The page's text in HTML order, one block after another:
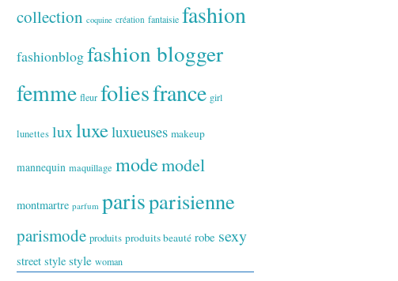
collection coquine création fantaisie fashion
fashionblogfashion blogger
femme fleur foliesfrance girl
lunettes luxluxeluxueuses makeup
mannequin maquillage modemodel
montmartre parfum parisparisienne
parismode produits produits beauté robe sexy
street style style woman